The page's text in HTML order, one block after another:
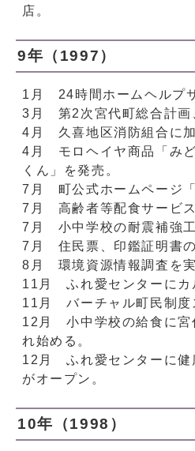
店。
9年（1997）
1月 24時間ホームヘルプ
3月 第2次宮代町総合計画
4月 久喜地区消防組合に加
4月 モロヘイヤ商品「み
くん」を発売。
7月 町公式ホームページ「
7月 高齢者等配食サービス
7月 小中学校の耐震補強工
7月 住民票、印鑑証明書の
8月 環境資源情報調査を実
11月 ふれ愛センターにカ
11月 バーチャル町民制度
12月 小中学校の給食に宮
れ始める。
12月 ふれ愛センターに健
がオープン。
10年（1998）